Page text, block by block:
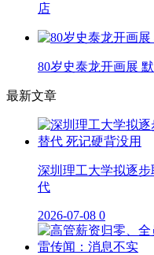
店
80岁史泰龙开画展
最新文章
深圳理工大学拟逐
代
2026-07-08 0